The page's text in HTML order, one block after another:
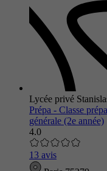
Lycée privé
Prépa - Classe
générale (2e année)
4.0
13 avis